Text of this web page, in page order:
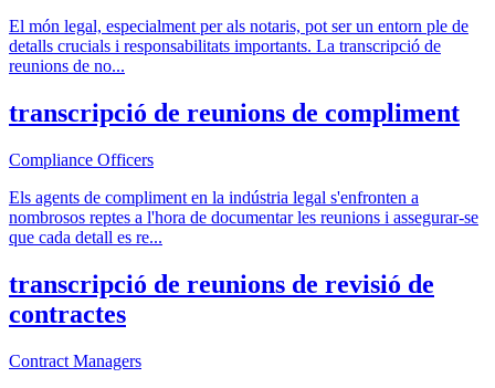
El món legal, especialment per als notaris, pot ser un entorn ple de
detalls crucials i responsabilitats importants. La transcripció de
reunions de no...
transcripció de reunions de compliment
Compliance Officers
Els agents de compliment en la indústria legal s'enfronten a
nombrosos reptes a l'hora de documentar les reunions i assegurar-se
que cada detall es re...
transcripció de reunions de revisió de
contractes
Contract Managers